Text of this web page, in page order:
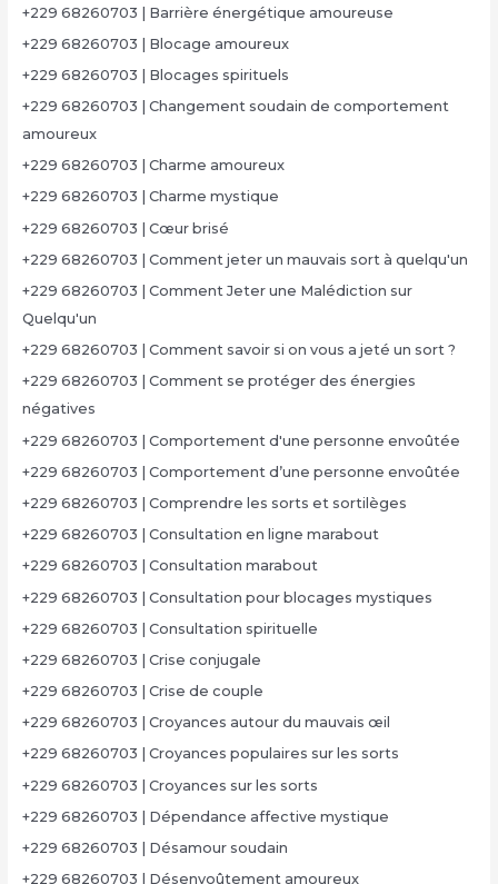
+229 68260703 | Barrière énergétique amoureuse
+229 68260703 | Blocage amoureux
+229 68260703 | Blocages spirituels
+229 68260703 | Changement soudain de comportement
amoureux
+229 68260703 | Charme amoureux
+229 68260703 | Charme mystique
+229 68260703 | Cœur brisé
+229 68260703 | Comment jeter un mauvais sort à quelqu'un
+229 68260703 | Comment Jeter une Malédiction sur
Quelqu'un
+229 68260703 | Comment savoir si on vous a jeté un sort ?
+229 68260703 | Comment se protéger des énergies
négatives
+229 68260703 | Comportement d'une personne envoûtée
+229 68260703 | Comportement d’une personne envoûtée
+229 68260703 | Comprendre les sorts et sortilèges
+229 68260703 | Consultation en ligne marabout
+229 68260703 | Consultation marabout
+229 68260703 | Consultation pour blocages mystiques
+229 68260703 | Consultation spirituelle
+229 68260703 | Crise conjugale
+229 68260703 | Crise de couple
+229 68260703 | Croyances autour du mauvais œil
+229 68260703 | Croyances populaires sur les sorts
+229 68260703 | Croyances sur les sorts
+229 68260703 | Dépendance affective mystique
+229 68260703 | Désamour soudain
+229 68260703 | Désenvoûtement amoureux